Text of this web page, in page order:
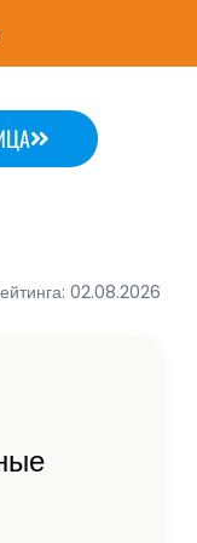
02.08.2026